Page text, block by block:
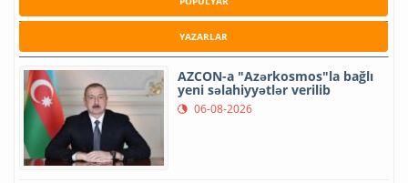
YAZARLAR
AZCON-a "Azərkosmos"la bağlı
yeni səlahiyyətlər verilib
06-08-2026